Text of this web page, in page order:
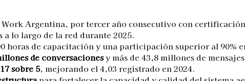
Argentina, por tercer año consecutivo con
lo largo de la red durante 2025.
horas de capacitación y una participación superior al 90%
de conversacionesy más de 43,8 millones de
sobre 5, mejorando el 4,03 registrado en 2024.